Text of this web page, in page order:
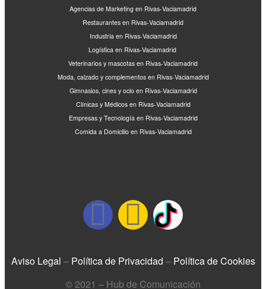
Agencias de Marketing en Rivas-Vaciamadrid
Restaurantes en Rivas-Vaciamadrid
Industria en Rivas-Vaciamadrid
Logística en Rivas-Vaciamadrid
Veterinarios y mascotas en Rivas-Vaciamadrid
Moda, calzado y complementos en Rivas-Vaciamadrid
Gimnasios, cines y ocio en Rivas-Vaciamadrid
Clínicas y Médicos en Rivas-Vaciamadrid
Empresas y Tecnología en Rivas-Vaciamadrid
Comida a Domicilio en Rivas-Vaciamadrid
Aviso Legal – Política de Privacidad – Política de Cookies
© 2021 – Hub de Comunicación